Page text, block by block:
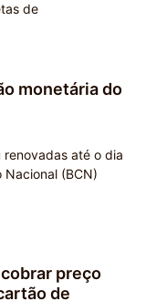
de
monetária do
até o dia
(BCN)
preço
de